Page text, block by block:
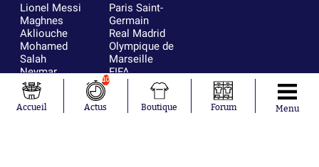
Lionel Messi
Maghnes
Akliouche
Mohamed
Salah
Neymar
Julián Álvarez
Ferrán Torres
Kilian Corredor
Paris Saint-
Germain
Real Madrid
Olympique de
Marseille
FIFA
FC Barcelone
Argentine
Olympique
Accueil
10
Actus Boutique Forum Menu